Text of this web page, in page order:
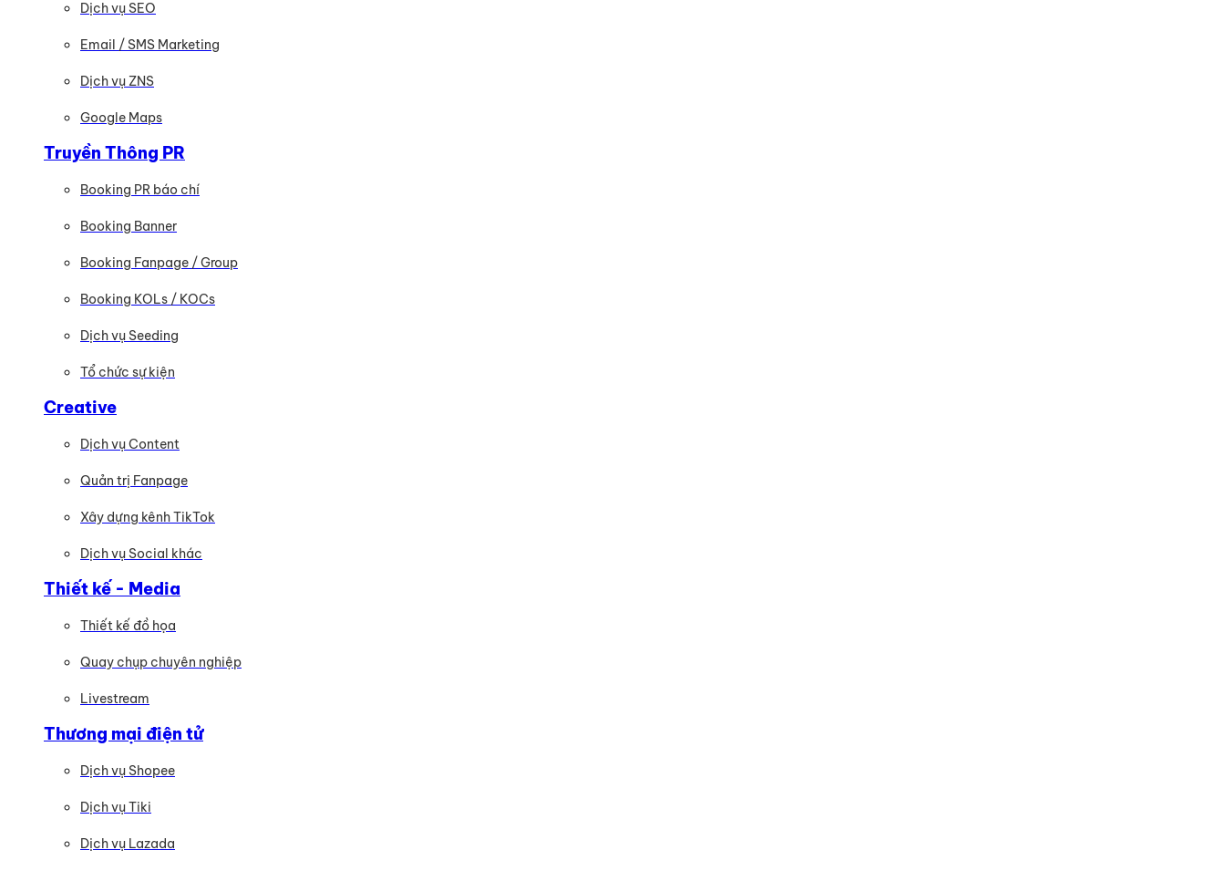
Dịch vụ SEO
Email / SMS Marketing
Dịch vụ ZNS
Google Maps
Truyền Thông PR
Booking PR báo chí
Booking Banner
Booking Fanpage / Group
Booking KOLs / KOCs
Dịch vụ Seeding
Tổ chức sự kiện
Creative
Dịch vụ Content
Quản trị Fanpage
Xây dựng kênh TikTok
Dịch vụ Social khác
Thiết kế - Media
Thiết kế đồ họa
Quay chụp chuyên nghiệp
Livestream
Thương mại điện tử
Dịch vụ Shopee
Dịch vụ Tiki
Dịch vụ Lazada